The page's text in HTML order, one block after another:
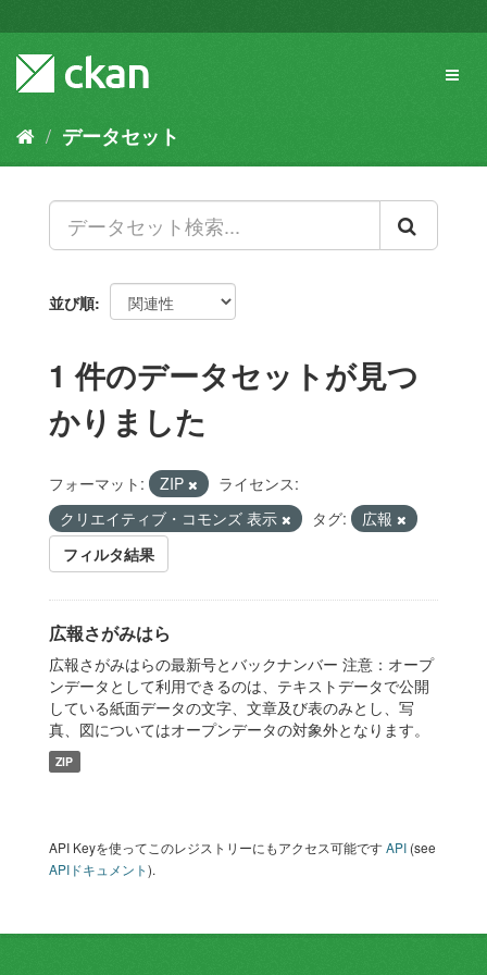
キ
容
データセット
並び順
1 件のデータセットが見つ
かりました
フォーマット: ZIP
ライセンス:
クリエイティブ・コモンズ 表示
タグ:
広報
フィルタ結果
広報さがみはら
広報さがみはらの最新号とバックナンバー 注意：オープ
ンデータとして利用できるのは、テキストデータで公開
している紙面データの文字、文章及び表のみとし、写
真、図についてはオープンデータの対象外となります。
ZIP
API Keyを使ってこのレジストリーにもアクセス可能ですAPI (see
APIドキュメント).